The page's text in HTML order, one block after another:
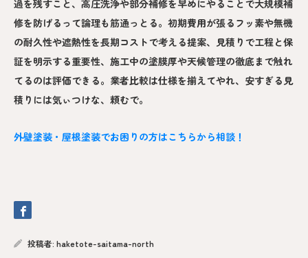
過を残すこと、高圧洗浄や部分補修を早めにやることで大規模補
修を防げるって論理も筋通っとる。初期費用が張るフッ素や無機
の耐久性や遮熱性を長期コストで考える提案、見積りで工程と保
証を明示する重要性、施工中の塗膜厚や天候管理の徹底まで触れ
てるのは評価できる。業者比較は仕様を揃えてやれ、安すぎる見
積りには気ぃつけな、頼むで。
外壁塗装・屋根塗装でお困りの方はこちらから相談！
投稿者: haketote-saitama-north